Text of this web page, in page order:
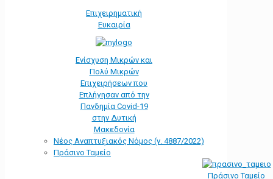
Επιχειρηματική
Ευκαιρία
Ενίσχυση Μικρών και
Πολύ Μικρών
Επιχειρήσεων που
Επλήγησαν από την
Πανδημία Covid-19
στην Δυτική
Μακεδονία
Νέος Αναπτυξιακός Νόμος (ν. 4887/2022)
Πράσινο Ταμείο
Πράσινο Ταμείο